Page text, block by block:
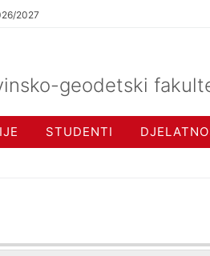
2027
geodetski
STUDENTI